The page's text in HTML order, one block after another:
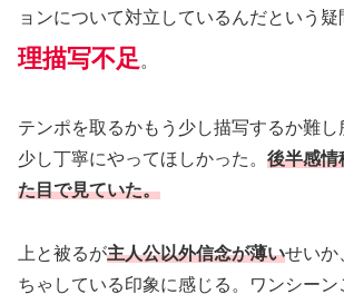
ョンについて対立しているんだという
理描写不足。
テンポを取るかもう少し描写するか難し
少し丁寧にやってほしかった。 後半感情
た目で見ていた。
上と被るが主人公以外信念が薄いせいか
ちゃしている印象に感じる。ワンシー